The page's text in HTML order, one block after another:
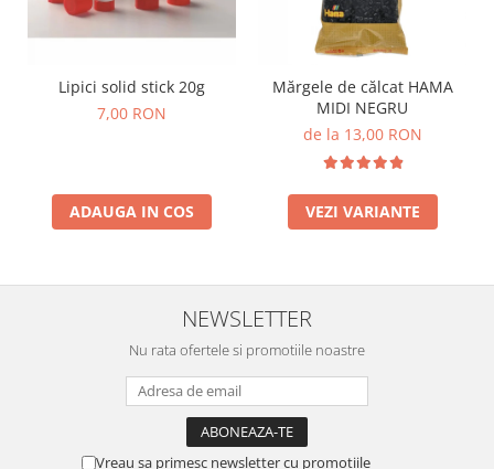
Magnetism
Matematica
Pregătirea scrierii de mână
Secventialitate
Mărgele de călcat HAMA
Perceperea timpului - TimeTimer
Stimulare senzoriala
Stimulare olfactivă
Lipici solid stick 20g
7,00 RON
ADAUGA IN COS
Mărgele de călcat HAMA
MIDI NEGRU
de la 13,00 RON
VEZI VARIANTE
NEWSLETTER
Nu rata ofertele si promotiile noastre
Vreau sa primesc newsletter cu promotiile